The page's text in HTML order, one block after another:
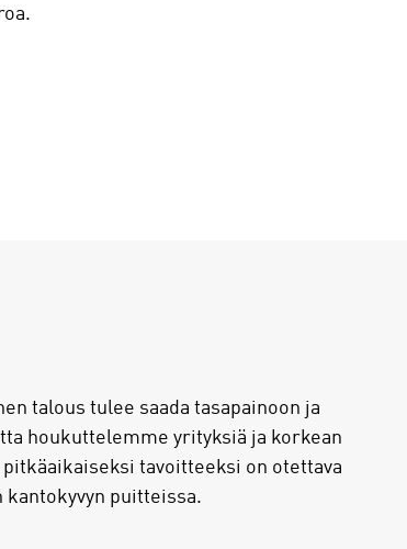
talous tulee saada tasapainoon ja
houkuttelemme yrityksiä ja korkean
tavoitteeksi on otettava
puitteissa.